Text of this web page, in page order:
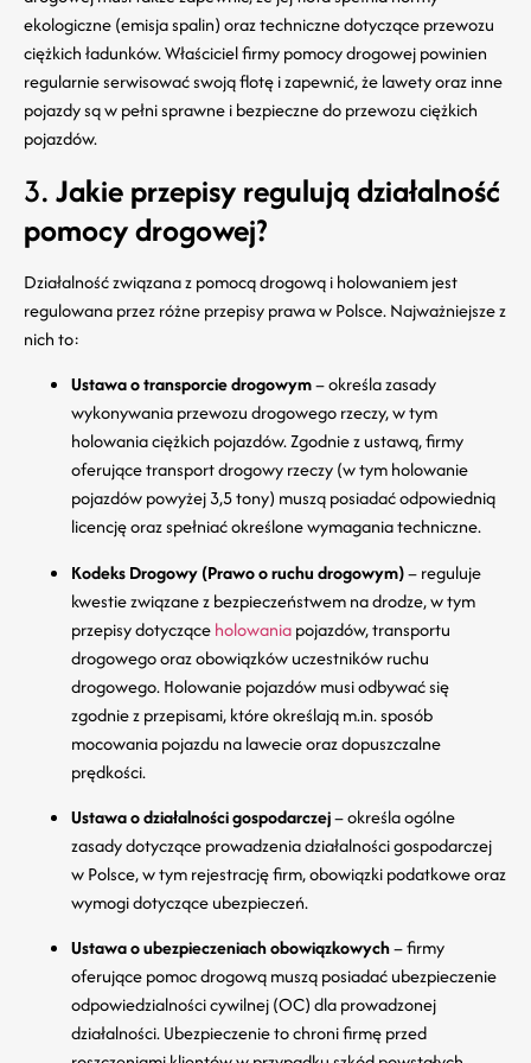
ekologiczne (emisja spalin) oraz techniczne dotyczące przewozu
ciężkich ładunków. Właściciel firmy pomocy drogowej powinien
regularnie serwisować swoją flotę i zapewnić, że lawety oraz inne
pojazdy są w pełni sprawne i bezpieczne do przewozu ciężkich
pojazdów.
3.Jakie przepisy regulują działalność
pomocy drogowej?
Działalność związana z pomocą drogową i holowaniem jest
regulowana przez różne przepisy prawa w Polsce. Najważniejsze z
nich to:
Ustawa o transporcie drogowym– określa zasady
wykonywania przewozu drogowego rzeczy, w tym
holowania ciężkich pojazdów. Zgodnie z ustawą, firmy
oferujące transport drogowy rzeczy (w tym holowanie
pojazdów powyżej 3,5 tony) muszą posiadać odpowiednią
licencję oraz spełniać określone wymagania techniczne.
Kodeks Drogowy (Prawo o ruchu drogowym)– reguluje
kwestie związane z bezpieczeństwem na drodze, w tym
przepisy dotycząceholowaniapojazdów, transportu
drogowego oraz obowiązków uczestników ruchu
drogowego. Holowanie pojazdów musi odbywać się
zgodnie z przepisami, które określają m.in. sposób
mocowania pojazdu na lawecie oraz dopuszczalne
prędkości.
Ustawa o działalności gospodarczej– określa ogólne
zasady dotyczące prowadzenia działalności gospodarczej
w Polsce, w tym rejestrację firm, obowiązki podatkowe oraz
wymogi dotyczące ubezpieczeń.
Ustawa o ubezpieczeniach obowiązkowych– firmy
oferujące pomoc drogową muszą posiadać ubezpieczenie
odpowiedzialności cywilnej (OC) dla prowadzonej
działalności. Ubezpieczenie to chroni firmę przed